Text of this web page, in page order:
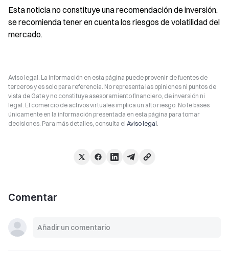
Esta noticia no constituye una recomendación de inversión,
se recomienda tener en cuenta los riesgos de volatilidad del
mercado.
Aviso legal: La información en esta página puede provenir de fuentes de
terceros y es solo para referencia. No representa las opiniones ni puntos de
vista de Gate y no constituye asesoramiento financiero, de inversión ni
legal. El comercio de activos virtuales implica un alto riesgo. No te bases
únicamente en la información presentada en esta página para tomar
decisiones. Para más detalles, consulta el Aviso legal.
Comentar